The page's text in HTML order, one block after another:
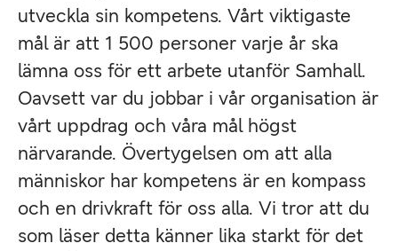
utveckla sin kompetens. Vårt viktigaste
mål är att 1 500 personer varje år ska
lämna oss för ett arbete utanför Samhall.
Oavsett var du jobbar i vår organisation är
vårt uppdrag och våra mål högst
närvarande. Övertygelsen om att alla
människor har kompetens är en kompass
och en drivkraft för oss alla. Vi tror att du
som läser detta känner lika starkt för det